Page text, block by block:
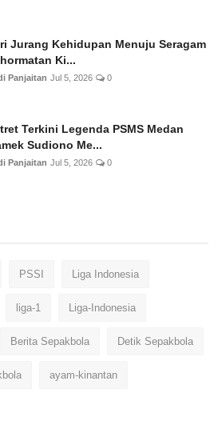
Jurang Kehidupan Menuju Seragam
Ki...
Panjaitan Jul 5, 2026 0
Terkini Legenda PSMS Medan
Sudiono Me...
Panjaitan Jul 5, 2026 0
PSSI Liga Indonesia
liga-1 Liga-Indonesia
Berita Sepakbola Detik Sepakbola
ayam-kinantan